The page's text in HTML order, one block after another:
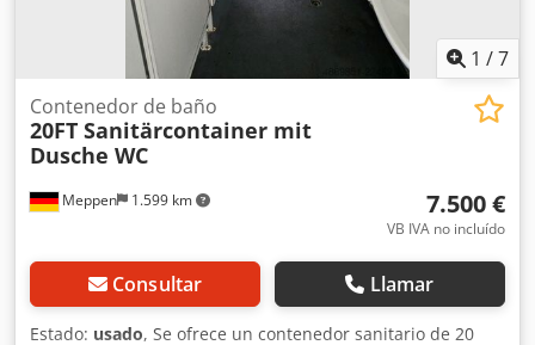
1 /7
Meppen 1.599 km
Contenedor de baño
20FT Sanitärcontainer mit
Dusche WC
7.500 €
VB IVA no incluído
Consultar Llamar
Estado: usado, Se ofrece un contenedor sanitario de 20